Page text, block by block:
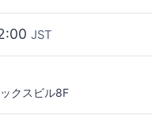
JST
クスビル8F